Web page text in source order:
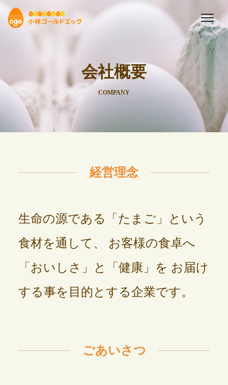
会社概要
COMPANY
経営理念
生命の源である「たまご」という
食材を通して、
お客様の食卓へ
「おいしさ」と「健康」を お届け
する事を目的とする企業です。
ごあいさつ